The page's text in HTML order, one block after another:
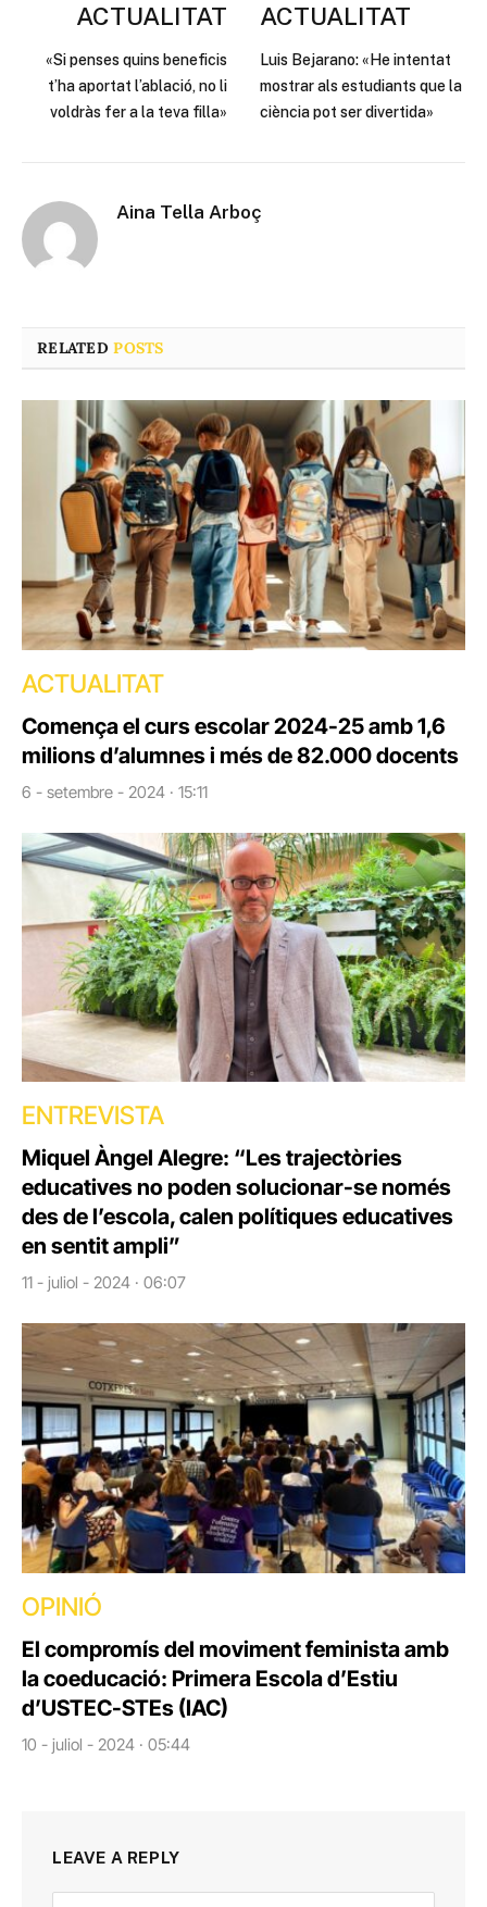
ACTUALITAT
«Si penses quins beneficis
t’ha aportat l’ablació, no li
voldràs fer a la teva filla»
ACTUALITAT
Luis Bejarano: «He intentat
mostrar als estudiants que la
ciència pot ser divertida»
Aina Tella Arboç
RELATEDPOSTS
ACTUALITAT
Comença el curs escolar 2024-25 amb 1,6
milions d’alumnes i més de 82.000 docents
6 - setembre - 2024 · 15:11
ENTREVISTA
Miquel Àngel Alegre: “Les trajectòries
educatives no poden solucionar-se només
des de l’escola, calen polítiques educatives
en sentit ampli”
11 - juliol - 2024 · 06:07
OPINIÓ
El compromís del moviment feminista amb
la coeducació: Primera Escola d’Estiu
d’USTEC-STEs (IAC)
10 - juliol - 2024 · 05:44
LEAVE A REPLY